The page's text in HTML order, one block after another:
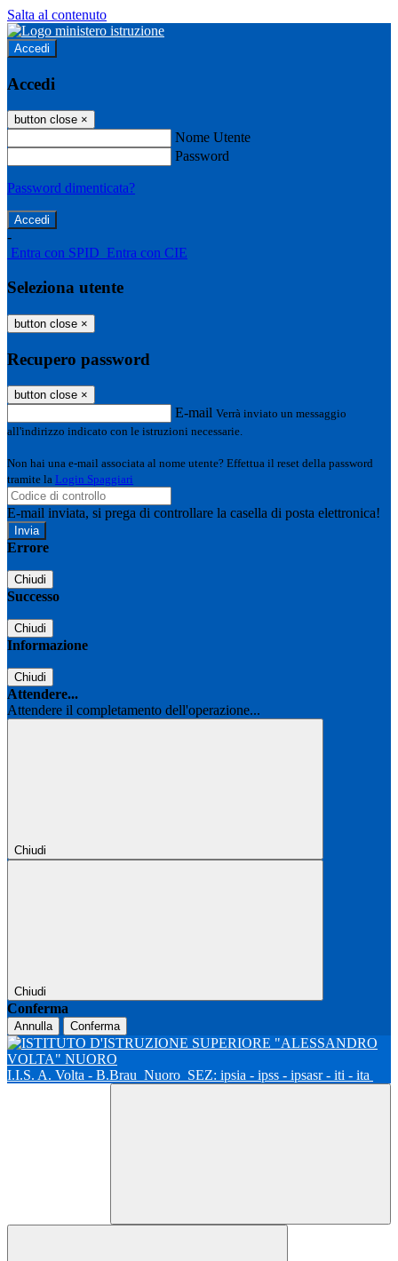
Salta al contenuto
Accedi
Accedi
button close ×
Nome Utente
Password
Password dimenticata?
-
Entra con SPID Entra con CIE
Seleziona utente
button close ×
Recupero password
button close ×
E-mail Verrà inviato un messaggio
all'indirizzo indicato con le istruzioni necessarie.
Non hai una e-mail associata al nome utente? Effettua il reset della password
tramite la Login Spaggiari
E-mail inviata, si prega di controllare la casella di posta elettronica!
Errore
Chiudi
Successo
Chiudi
Informazione
Chiudi
Attendere...
Attendere il completamento dell'operazione...
Chiudi
Chiudi
Conferma
Annulla Conferma
I.I.S. A. Volta - B.Brau Nuoro SEZ: ipsia - ipss - ipsasr - iti - ita